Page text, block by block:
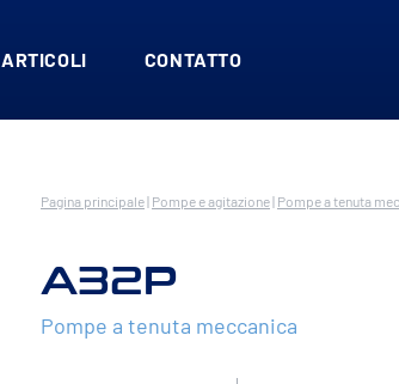
ARTICOLI CONTATTO
Pagina principale| Pompe e agitazione| Pompe a tenuta
A32P
Pompe a tenuta meccanica